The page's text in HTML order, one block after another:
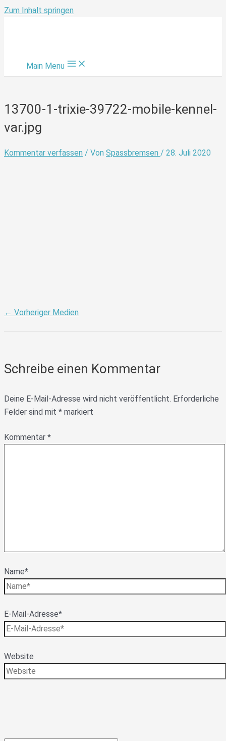
Zum Inhalt springen
Main Menu
13700-1-trixie-39722-mobile-kennel-
var.jpg
Kommentar verfassen / Von Spassbremsen / 28. Juli 2020
← Vorheriger Medien
Schreibe einen Kommentar
Deine E-Mail-Adresse wird nicht veröffentlicht. Erforderliche
Felder sind mit * markiert
Kommentar *
Name*
E-Mail-Adresse*
Website